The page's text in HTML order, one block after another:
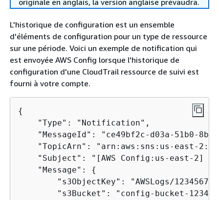
originale en anglais, la version anglaise prévaudra.
L'historique de configuration est un ensemble
d'éléments de configuration pour un type de ressource
sur une période. Voici un exemple de notification qui
est envoyée AWS Config lorsque l'historique de
configuration d'une CloudTrail ressource de suivi est
fourni à votre compte.
{
    "Type": "Notification",
"MessageId": "ce49bf2c-d03a-51b0-
"TopicArn": "arn:aws:sns:us-east-
"Subject": "[AWS Config:us-east-2]
    "Message":
{
"s3ObjectKey": "AWSLogs/
"s3Bucket": "config-bucket-